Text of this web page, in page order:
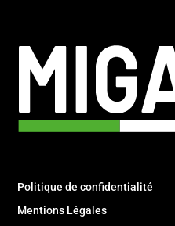
Politique de confidentialité
Mentions Légales